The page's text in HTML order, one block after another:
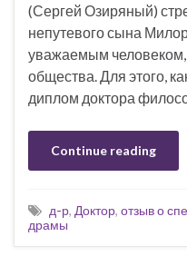
(Сергей Озиряный)
непутевого сына
уважаемым
общества. Для этого,
диплом доктора
Continue reading
д-р, Доктор, отзыв о
драмы